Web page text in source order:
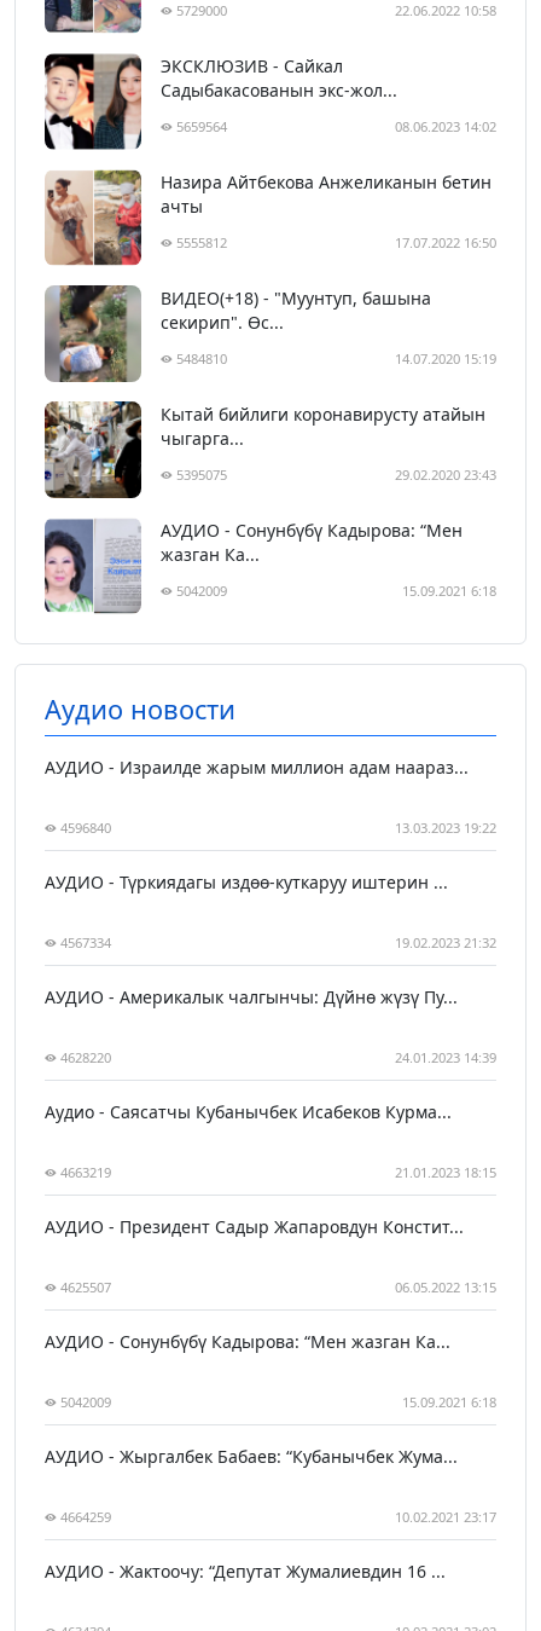
5729000 22.06.2022 10:58
ЭКСКЛЮЗИВ - Сайкал
Садыбакасованын экс-жол...
5659564 08.06.2023 14:02
Назира Айтбекова Анжеликанын бетин
ачты
5555812 17.07.2022 16:50
ВИДЕО(+18) - "Муунтуп, башына
секирип". Өс...
5484810 14.07.2020 15:19
Кытай бийлиги коронавирусту атайын
чыгарга...
5395075 29.02.2020 23:43
АУДИО - Сонунбүбү Кадырова: “Мен
жазган Ка...
5042009 15.09.2021 6:18
Аудио новости
АУДИО - Израилде жарым миллион адам наараз...
4596840 13.03.2023 19:22
АУДИО - Түркиядагы издөө-куткаруу иштерин ...
4567334 19.02.2023 21:32
АУДИО - Америкалык чалгынчы: Дүйнө жүзү Пу...
4628220 24.01.2023 14:39
Аудио - Саясатчы Кубанычбек Исабеков Курма...
4663219 21.01.2023 18:15
АУДИО - Президент Садыр Жапаровдун Констит...
4625507 06.05.2022 13:15
АУДИО - Сонунбүбү Кадырова: “Мен жазган Ка...
5042009 15.09.2021 6:18
АУДИО - Жыргалбек Бабаев: “Кубанычбек Жума...
4664259 10.02.2021 23:17
АУДИО - Жактоочу: “Депутат Жумалиевдин 16 ...